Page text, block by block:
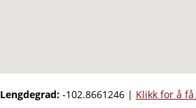
Lengdegrad:-102.8661246| Klikk for å